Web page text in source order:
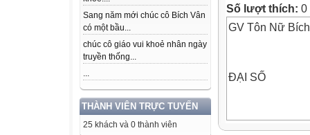
Sang năm mới chúc cô Bích Vân
có một bầu...
chúc cô giáo vui khoẻ nhân ngày
truyền thống...
...
THÀNH VIÊN TRỰC TUYẾN
25 khách và 0 thành viên
Số lượt thích: 0
GV Tôn Nữ
ĐẠI SỐ